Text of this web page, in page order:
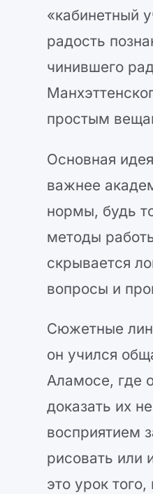
«кабинетный
радость
чинившего
простым
Основная
важнее
нормы, будь
методы
скрывается
вопросы и
Сюжетные
он учился
Аламосе, где
доказать их
восприятием
рисовать или
это урок